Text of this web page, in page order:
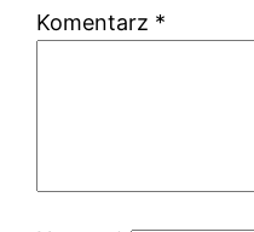
Komentarz *